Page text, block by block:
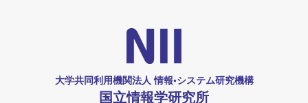
大学共同利用機関法人 情報•システム研究機構
国立情報学研究所